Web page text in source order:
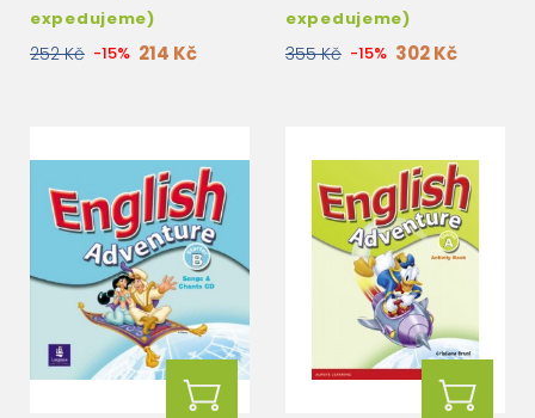
expedujeme)
252 Kč -15% 214 Kč
expedujeme)
355 Kč -15% 302 Kč